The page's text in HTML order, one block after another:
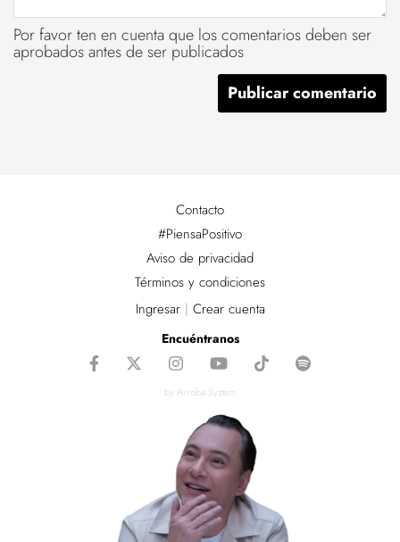
Por favor ten en cuenta que los comentarios deben ser
aprobados antes de ser publicados
Contacto
#PiensaPositivo
Aviso de privacidad
Términos y condiciones
Ingresar| Crear cuenta
Encuéntranos
by Arroba System